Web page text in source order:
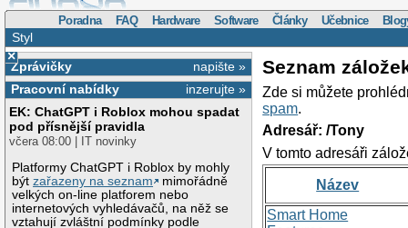
Poradna FAQ Hardware Software Články Učebnice
Styl
×
napište »
Zprávičky
inzerujte »
Pracovní nabídky
EK: ChatGPT i Roblox mohou spadat
pod přísnější pravidla
včera 08:00 | IT novinky
Platformy ChatGPT i Roblox by mohly
býtzařazeny na seznam
mimořádně
velkých on-line platforem nebo
internetových vyhledávačů, na něž se
vztahují zvláštní podmínky podle
Seznam
Zde si můžete
spam.
Adresář: /Tony
V tomto adresáři
Název
Smart Home